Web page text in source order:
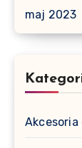
maj 2023